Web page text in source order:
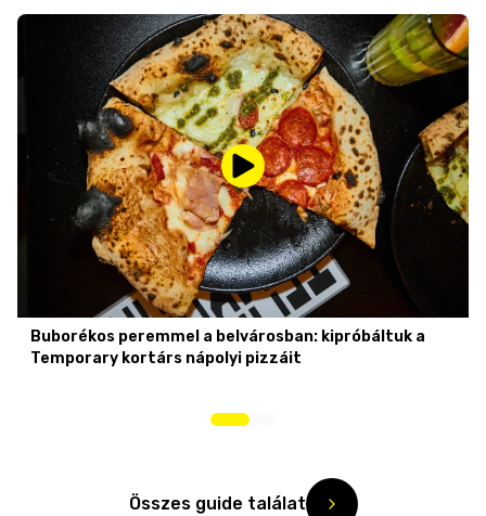
Buborékos peremmel a belvárosban: kipróbáltuk a
Temporary kortárs nápolyi pizzáit
Összes guide találat